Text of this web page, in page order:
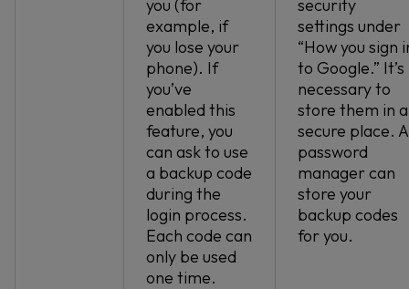
you (for
example, if
you lose your
phone). If
you’ve
enabled this
feature, you
can ask to use
a backup code
during the
login process.
Each code can
only be used
one time.
security
settings under
“How you sign
to Google.” It’s
necessary to
store them in a
secure place. A
password
manager can
store your
backup codes
for you.